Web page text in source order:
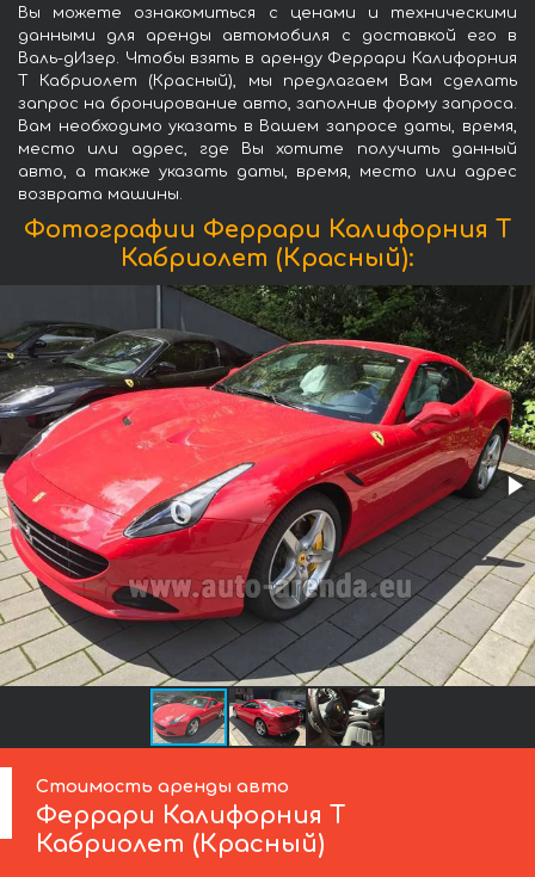
Вы можете ознакомиться с ценами и техническими
данными для аренды автомобиля с доставкой его в
Валь-дИзер. Чтобы взять в аренду Феррари Калифорния
Т Кабриолет (Красный), мы предлагаем Вам сделать
запрос на бронирование авто, заполнив форму запроса.
Вам необходимо указать в Вашем запросе даты, время,
место или адрес, где Вы хотите получить данный
авто, а также указать даты, время, место или адрес
возврата машины.
Фотографии Феррари Калифорния Т
Кабриолет (Красный):
Стоимость аренды авто
Феррари Калифорния Т
Кабриолет (Красный)